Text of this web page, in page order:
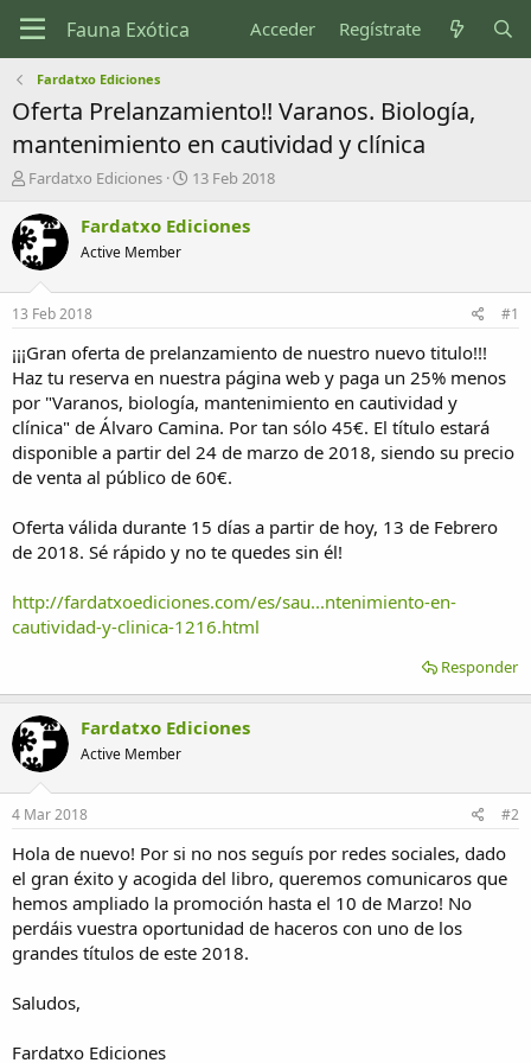
Acceder Regístrate
Fardatxo Ediciones
Oferta Prelanzamiento!! Varanos. Biología,
mantenimiento en cautividad y clínica
I
i
c
i
d
o
r
e
l
t
e
m
Fardatxo Ediciones
F
c
n
c
i
o
13 Feb 2018
Fardatxo Ediciones
Active Member
13 Feb 2018 #1
¡¡¡Gran oferta de prelanzamiento de nuestro nuevo titulo!!!
Haz tu reserva en nuestra página web y paga un 25% menos
por "Varanos, biología, mantenimiento en cautividad y
clínica" de Álvaro Camina. Por tan sólo 45€. El título estará
disponible a partir del 24 de marzo de 2018, siendo su precio
de venta al público de 60€.
Oferta válida durante 15 días a partir de hoy, 13 de Febrero
de 2018. Sé rápido y no te quedes sin él!
http://fardatxoediciones.com/es/sau...ntenimiento-en-
cautividad-y-clinica-1216.html
Responder
Fardatxo Ediciones
Active Member
4 Mar 2018 #2
Hola de nuevo! Por si no nos seguís por redes sociales, dado
el gran éxito y acogida del libro, queremos comunicaros que
hemos ampliado la promoción hasta el 10 de Marzo! No
perdáis vuestra oportunidad de haceros con uno de los
grandes títulos de este 2018.
Saludos,
Fardatxo Ediciones